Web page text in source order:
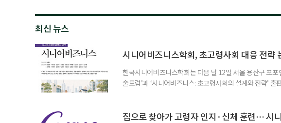
최신 뉴스
시니어비즈니스학회, 초고령사회 대응 전략
한국시니어비즈니스학회는 다음 달 12일 서울 용산구 포
술포럼’과 ‘시니어비즈니스: 초고령사회의 설계와 전략’
계하다’를 주제로 기조강연을 한다. 이어 공동저자들이 돌
집으로 찾아가 고령자 인지·신체 훈련… 시